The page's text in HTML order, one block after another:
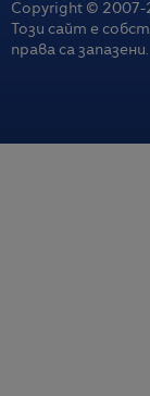
Copyright © 2007-
Този сайт е
права са запазени.